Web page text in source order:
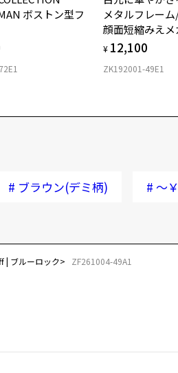
ボストン型フ
メタルフレー
顔面短縮みえ
¥ 12,100
ZK192001-49E1
# ブラウン(デミ柄) # ～
| ブルーロック ZF261004-49A1